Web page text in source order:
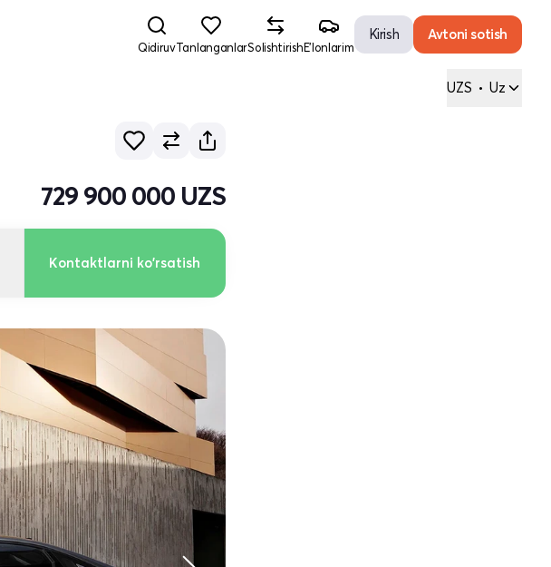
QidiruvTanlanganlarSolishtirishE'lonlarim
Kirish Avtoni sotish
UZS • Uz
729 900 000 UZS
Kontaktlarni ko'rsatish